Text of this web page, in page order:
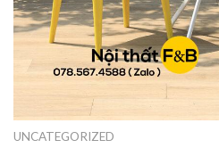
UNCATEGORIZED